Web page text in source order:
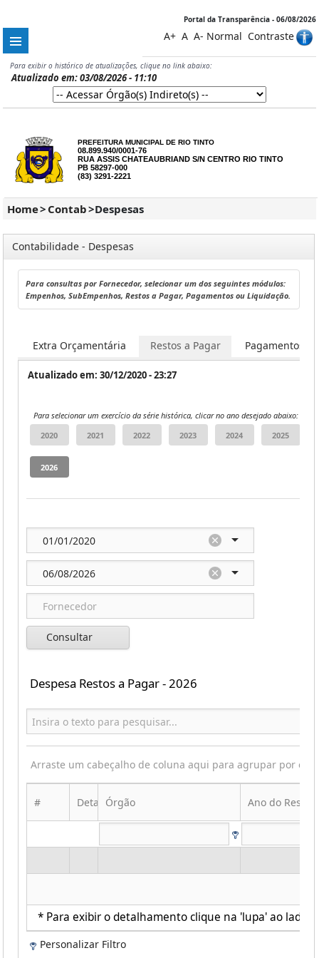
Portal da Transparência - 06/08/2026
A+ A A- Normal Contraste
Para exibir o histórico de atualizações, clique no link abaixo:
Atualizado em: 03/08/2026 - 11:10
PREFEITURA MUNICIPAL DE RIO TINTO
08.899.940/0001-76
RUA ASSIS CHATEAUBRIAND S/N CENTRO RIO TINTO
PB 58297-000
(83) 3291-2221
Home> Contab>Despesas
Contabilidade - Despesas
Para consultas por Fornecedor, selecionar um dos seguintes módulos:
Empenhos, SubEmpenhos, Restos a Pagar, Pagamentos ou Liquidação.
Extra Orçamentária Restos a Pagar Pagamentos
Atualizado em: 30/12/2020 - 23:27
Para selecionar um exercício da série histórica, clicar no ano desejado abaixo:
Consultar
Despesa Restos a Pagar - 2026
Arraste um cabeçalho de coluna aqui para agrupar por
* Para exibir o detalhamento clique na 'lupa' ao lado
# DetalhesÓrgão Ano do Resto
Personalizar Filtro